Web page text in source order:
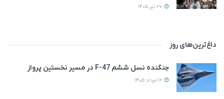
داغ‌ترین‌های روز
جنگنده نسل ششم F-47 در مسیر نخستین پرواز